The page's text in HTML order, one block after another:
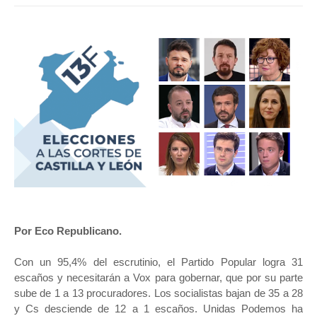
Por Eco Republicano.
Con un 95,4% del escrutinio, el Partido Popular logra 31
escaños y necesitarán a Vox para gobernar, que por su parte
sube de 1 a 13 procuradores. Los socialistas bajan de 35 a 28
y Cs desciende de 12 a 1 escaños. Unidas Podemos ha